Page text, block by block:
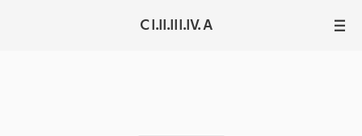
C I.II.III.IV. A III